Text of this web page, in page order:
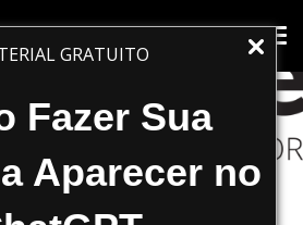
GRATUITO
Fazer Sua
Aparecer no